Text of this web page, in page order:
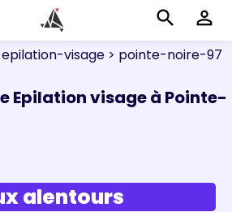
search perm_identity
epilation-visage > pointe-noire-97
Epilation visage à Pointe-
alentours